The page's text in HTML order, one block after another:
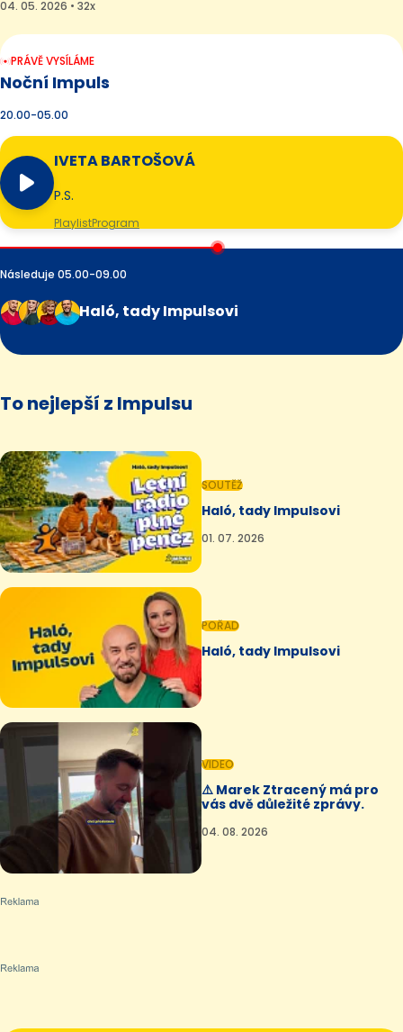
04. 05. 2026 • 32x
PRÁVĚ VYSÍLÁME
Noční Impuls
20.00-05.00
IVETA BARTOŠOVÁ
P.S.
PlaylistProgram
Následuje 05.00-09.00
Haló, tady Impulsovi
To nejlepší z Impulsu
SOUTĚŽ
Haló, tady Impulsovi
01. 07. 2026
POŘAD
Haló, tady Impulsovi
VIDEO
⚠️ Marek Ztracený má pro
vás dvě důležité zprávy.
04. 08. 2026